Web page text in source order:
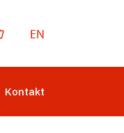
EN
Kontakt